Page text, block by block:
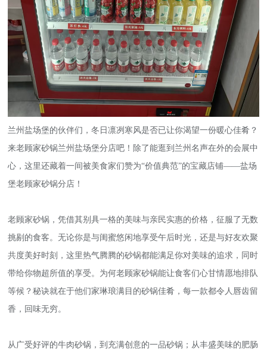
兰州盐场堡的伙伴们，冬日凛冽寒风是否已让你渴望一份暖心佳肴？
来老顾家砂锅兰州盐场堡分店吧！除了能逛到兰州名声在外的会展中
心，这里还藏着一间被美食家们赞为“价值典范”的宝藏店铺——盐场
堡老顾家砂锅分店！
老顾家砂锅，凭借其别具一格的美味与亲民实惠的价格，征服了无数
挑剔的食客。无论你是与闺蜜悠闲地享受午后时光，还是与好友欢聚
共度美好时刻，这里热气腾腾的砂锅都能满足你对美味的追求，同时
带给你物超所值的享受。为何老顾家砂锅能让食客们心甘情愿地排队
等候？秘诀就在于他们家琳琅满目的砂锅佳肴，每一款都令人唇齿留
香，回味无穷。
从广受好评的牛肉砂锅，到充满创意的一品砂锅；从丰盛美味的肥肠